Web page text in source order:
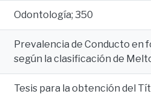
Odontología; 350
Prevalencia de Conducto en
según la clasificación de
Tesis para la obtención del